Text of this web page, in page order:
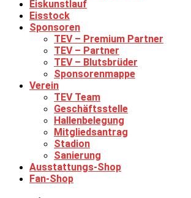
Eiskunstlauf
Eisstock
Sponsoren
TEV – Premium Partner
TEV – Partner
TEV – Blutsbrüder
Sponsorenmappe
Verein
TEV Team
Geschäftsstelle
Hallenbelegung
Mitgliedsantrag
Stadion
Sanierung
Ausstattungs-Shop
Fan-Shop